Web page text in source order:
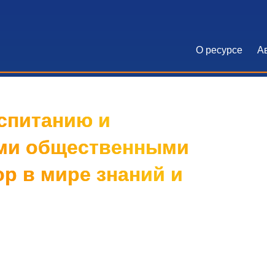
О ресурсе
и
общественными
в мире знаний и